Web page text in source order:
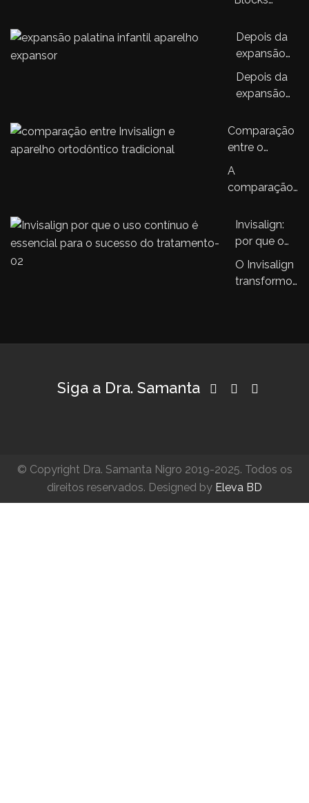
nos
anos.…
que amplia
o controle
da mordida
no
ortodôntico
uma
evolução no
Invisalign,
trazendo…
Depois da
expansão
palatina, o
que
acontece?
a sequência
do
ortodôntico
Depois da
expansão
tratamento
ortodôntico
com…
Comparação
entre o
aparelho
Invisalign e
aparelhos
tradicionais
A
comparação
aparelho
Invisalign® e
ortodônticos…
Invisalign:
por que o
uso
contínuo é
tratamento
O Invisalign
transformou
Se…
Siga a Dra. Samanta
© Copyright Dra. Samanta Nigro 2019-2025. Todos os
direitos reservados. Designed by Eleva BD